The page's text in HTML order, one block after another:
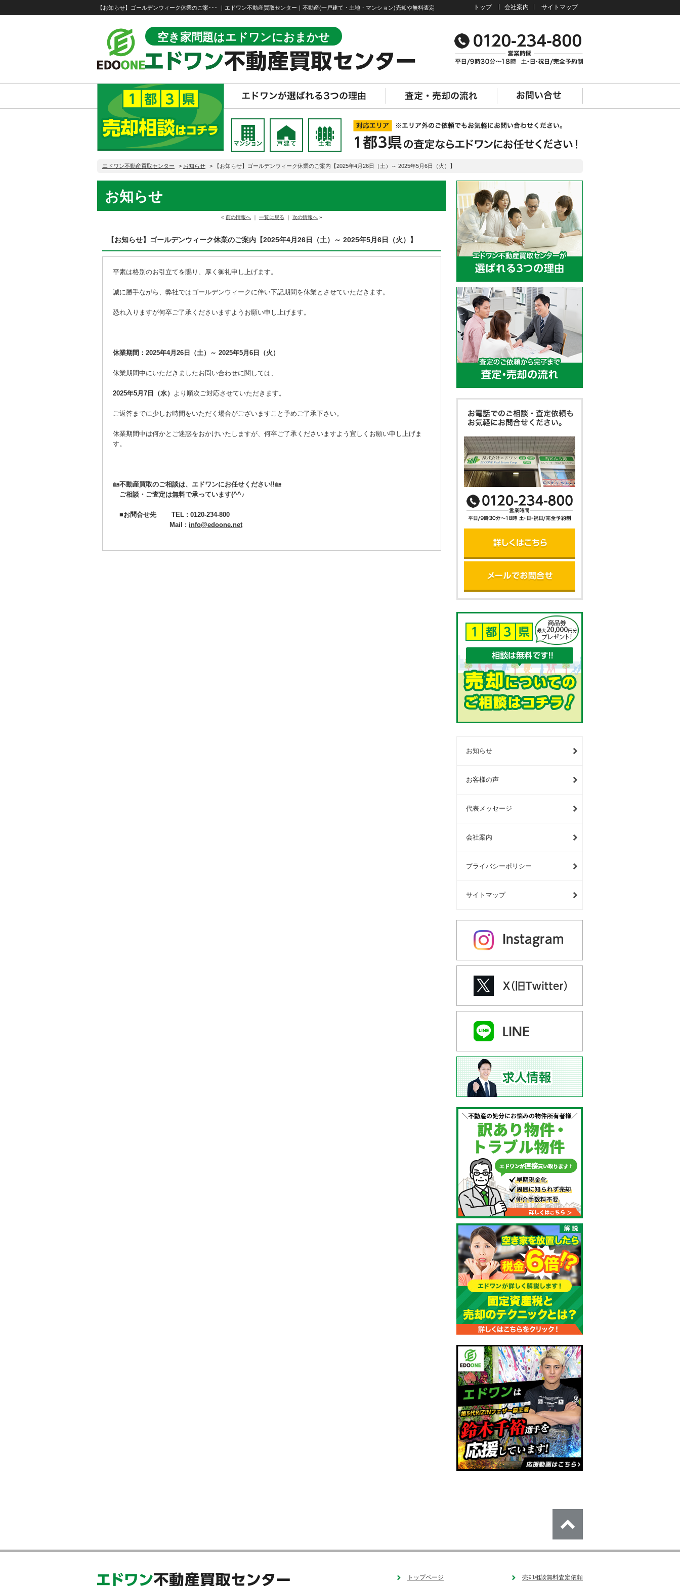
【お知らせ】ゴールデンウィーク休業のご案･･･ ｜エドワン不動産買取センター｜不動産(一戸建て・土地・マンション)売却や無料査定 トップ 会社案内 サイトマップ
空き家問題はエドワンにおまかせ
エドワン不動産買取センター > お知らせ > 【お知らせ】ゴールデンウィーク休業のご案内【2025年4月26日（土）～ 2025年5月6日（火）】
お知らせ
お客様の声
代表メッセージ
会社案内
プライバシーポリシー
サイトマップ
お知らせ
« 前の情報へ ｜ 一覧に戻る ｜ 次の情報へ »
【お知らせ】ゴールデンウィーク休業のご案内【2025年4月26日（土）～ 2025年5月6日（火）】
平素は格別のお引立てを賜り、厚く御礼申し上げます。
誠に勝手ながら、弊社ではゴールデンウィークに伴い下記期間を休業とさせていただきます。
恐れ入りますが何卒ご了承くださいますようお願い申し上げます。
休業期間：2025年4月26日（土）～ 2025年5月6日（火）
休業期間中にいただきましたお問い合わせに関しては、
2025年5月7日（水） より順次ご対応させていただきます。
ご返答までに少しお時間をいただく場合がございますこと予めご了承下さい。
休業期間中は何かとご迷惑をおかけいたしますが、何卒ご了承くださいますよう宜しくお願い申し上げま
す。
🏡不動産買取のご相談は、エドワンにお任せください‼🏡
ご相談・ご査定は無料で承っています(^^♪
■お問合せ先 TEL : 0120-234-800
Mail : info@edoone.net
トップページ 売却相談無料査定依頼